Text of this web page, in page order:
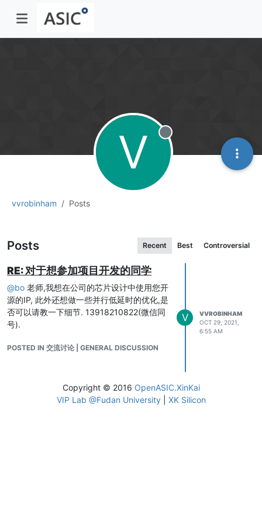
vvrobinham Posts
V Offline
Posts Recent Best Controversial
RE: 对于想参加项目开发的同学
@bo 老师,我想在公司的芯片设计中使用您开
源的IP, 此外还想做一些并行低延时的优化,是
否可以请教一下细节. 13918210822(微信同
号).
POSTED IN 交流讨论 | GENERAL DISCUSSION
V
VVROBINHAM
OCT 29, 2021,
6:55 AM
Copyright © 2016 OpenASIC.XinKai
VIP Lab @Fudan University| XK Silicon